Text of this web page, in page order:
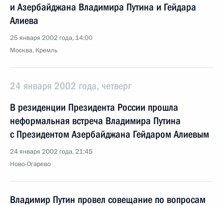
и Азербайджана Владимира Путина и Гейдара
Алиева
25 января 2002 года, 14:00
Москва, Кремль
24 января 2002 года, четверг
В резиденции Президента России прошла
неформальная встреча Владимира Путина
с Президентом Азербайджана Гейдаром Алиевым
24 января 2002 года, 21:45
Ново-Огарево
Владимир Путин провел совещание по вопросам